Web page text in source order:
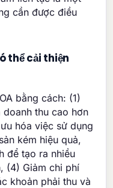
cần được điều
thể cải thiện
bằng cách: (1)
thu cao hơn
hóa việc sử dụng
kém hiệu quả,
để tạo ra nhiều
(4) Giảm chi phí
khoản phải thu và